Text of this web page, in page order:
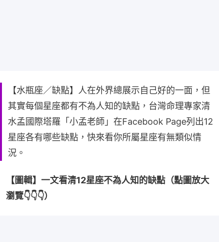
【水瓶座／缺點】人在外界總展示自己好的一面，但
其實每個星座都有不為人知的缺點，台灣命理專家清
水孟國際塔羅「小孟老師」在Facebook Page列出12
星座各有哪些缺點，快來看你所屬星座有無類似情
況。
【圖輯】一文看清12星座不為人知的缺點（點圖放大
瀏覽👇👇👇）